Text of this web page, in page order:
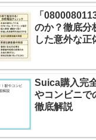
「
のか？徹底分
した意外な正
Suica購入完
やコンビニで
徹底解説